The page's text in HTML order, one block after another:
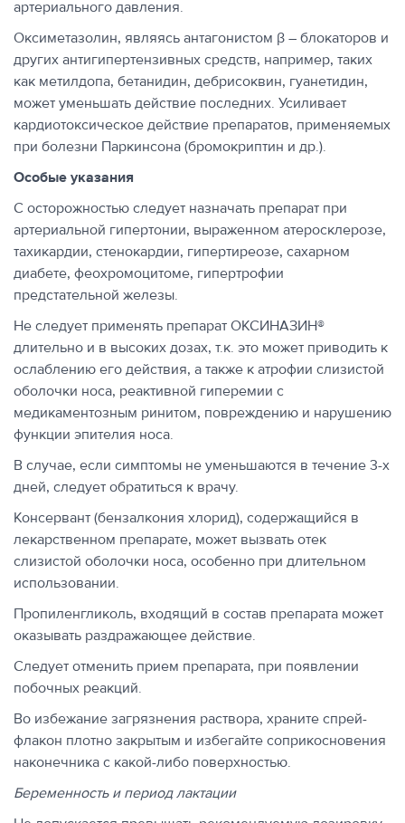
артериального давления.
Оксиметазолин, являясь антагонистом β – блокаторов и
других антигипертензивных средств, например, таких
как метилдопа, бетанидин, дебрисоквин, гуанетидин,
может уменьшать действие последних. Усиливает
кардиотоксическое действие препаратов, применяемых
при болезни Паркинсона (бромокриптин и др.).
Особые указания
С осторожностью следует назначать препарат при
артериальной гипертонии, выраженном атеросклерозе,
тахикардии, стенокардии, гипертиреозе, сахарном
диабете, феохромоцитоме, гипертрофии
предстательной железы.
Не следует применять препарат ОКСИНАЗИН®
длительно и в высоких дозах, т.к. это может приводить к
ослаблению его действия, а также к атрофии слизистой
оболочки носа, реактивной гиперемии с
медикаментозным ринитом, повреждению и нарушению
функции эпителия носа.
В случае, если симптомы не уменьшаются в течение 3-х
дней, следует обратиться к врачу.
Консервант (бензалкония хлорид), содержащийся в
лекарственном препарате, может вызвать отек
слизистой оболочки носа, особенно при длительном
использовании.
Пропиленгликоль, входящий в состав препарата может
оказывать раздражающее действие.
Следует отменить прием препарата, при появлении
побочных реакций.
Во избежание загрязнения раствора, храните спрей-
флакон плотно закрытым и избегайте соприкосновения
наконечника с какой-либо поверхностью.
Беременность и период лактации